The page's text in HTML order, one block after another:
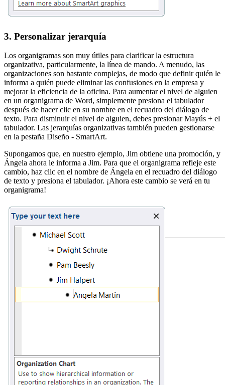
3. Personalizar jerarquía
Los organigramas son muy útiles para clarificar la estructura
organizativa, particularmente, la línea de mando. A menudo, las
organizaciones son bastante complejas, de modo que definir quién le
informa a quién puede eliminar las confusiones en la empresa y
mejorar la eficiencia de la oficina. Para aumentar el nivel de alguien
en un organigrama de Word, simplemente presiona el tabulador
después de hacer clic en su nombre en el recuadro del diálogo de
texto. Para disminuir el nivel de alguien, debes presionar Mayús + el
tabulador. Las jerarquías organizativas también pueden gestionarse
en la pestaña Diseño - SmartArt.
Supongamos que, en nuestro ejemplo, Jim obtiene una promoción, y
Ángela ahora le informa a Jim. Para que el organigrama refleje este
cambio, haz clic en el nombre de Ángela en el recuadro del diálogo
de texto y presiona el tabulador. ¡Ahora este cambio se verá en tu
organigrama!